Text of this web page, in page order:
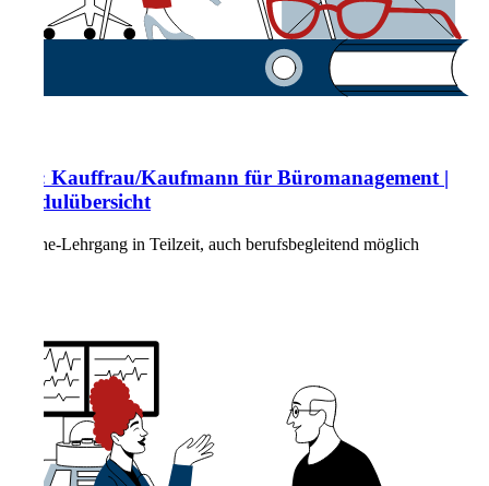
TQ: Kauffrau/Kaufmann für Büromanagement |
Modulübersicht
Online-Lehrgang in Teilzeit, auch berufsbegleitend möglich